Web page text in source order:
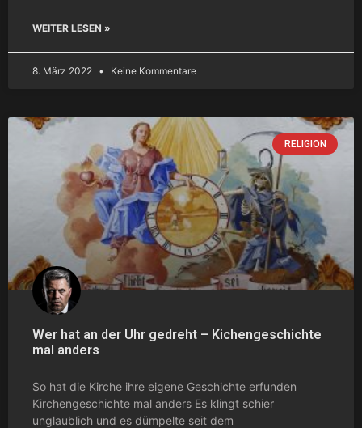
WEITER LESEN »
8. März 2022 Keine Kommentare
RELIGION
Wer hat an der Uhr gedreht – Kichengeschichte
mal anders
So hat die Kirche ihre eigene Geschichte erfunden
Kirchengeschichte mal anders Es klingt schier
unglaublich und es dümpelte seit dem